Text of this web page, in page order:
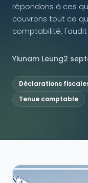
NOUS SUIVRE
répondons à ces
couvrons tout ce
comptabilité,
Yiunam Leung2
Déclarations
Tenue comptable